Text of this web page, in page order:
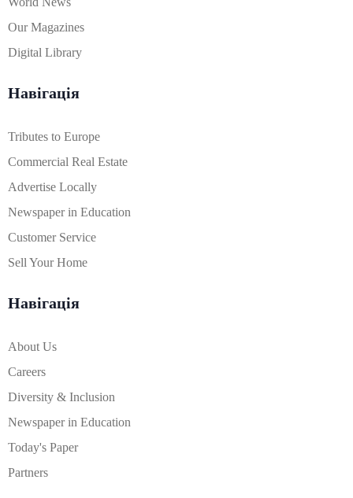
Our Magazines
Digital Library
Навігація
Tributes to Europe
Commercial Real Estate
Advertise Locally
Newspaper in Education
Customer Service
Sell Your Home
Навігація
About Us
Careers
Diversity & Inclusion
Newspaper in Education
Today's Paper
Partners